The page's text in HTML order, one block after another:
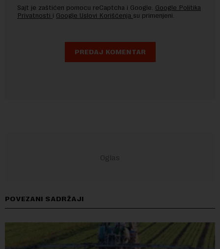
Sajt je zaštićen pomocu reCaptcha i Google. Google Politika
Privatnosti i Google Uslovi Korišćenja su primenjeni.
POVEZANI SADRŽAJI